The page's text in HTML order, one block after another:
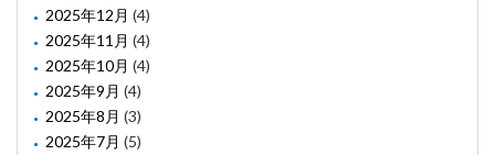
2025年12月 (4)
2025年11月 (4)
2025年10月 (4)
2025年9月 (4)
2025年8月 (3)
2025年7月 (5)